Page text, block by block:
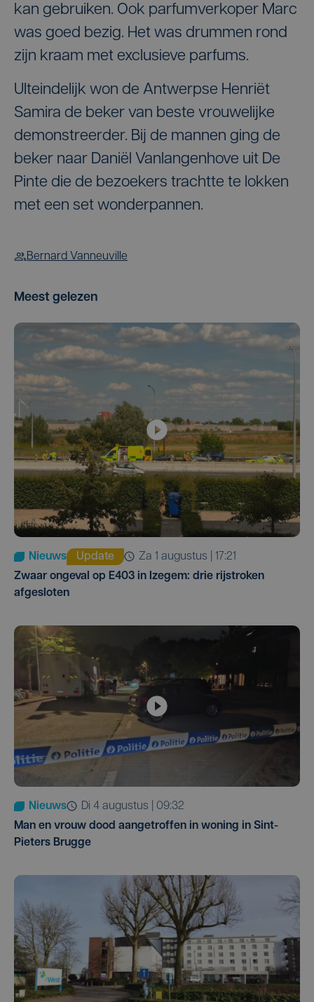
kan gebruiken. Ook parfumverkoper Marc
was goed bezig. Het was drummen rond
zijn kraam met exclusieve parfums.
UIteindelijk won de Antwerpse Henriët
Samira de beker van beste vrouwelijke
demonstreerder. Bij de mannen ging de
beker naar Daniël Vanlangenhove uit De
Pinte die de bezoekers trachtte te lokken
met een set wonderpannen.
Bernard Vanneuville
Meest gelezen
Nieuws Update
za 1 augustus | 17:21
Zwaar ongeval op E403 in Izegem: drie rijstroken
afgesloten
Nieuws
di 4 augustus | 09:32
Man en vrouw dood aangetroffen in woning in Sint-
Pieters Brugge